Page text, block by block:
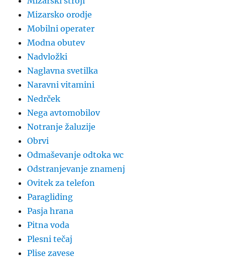
Mizarsko orodje
Mobilni operater
Modna obutev
Nadvložki
Naglavna svetilka
Naravni vitamini
Nedrček
Nega avtomobilov
Notranje žaluzije
Obrvi
Odmaševanje odtoka wc
Odstranjevanje znamenj
Ovitek za telefon
Paragliding
Pasja hrana
Pitna voda
Plesni tečaj
Plise zavese